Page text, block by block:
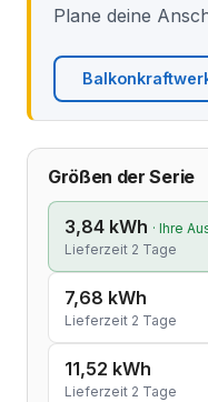
Plane deine
Größen der Serie
3,84 kWh · Ihre
Lieferzeit 2 Tage
7,68 kWh
Lieferzeit 2 Tage
11,52 kWh
Lieferzeit 2 Tage